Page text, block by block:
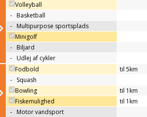
Volleyball
- Basketball
- Multipurpose sportsplads
Minigolf
- Biljard
- Udlej af cykler
Fodbold til 5km
- Squash
Bowling
til 1km
Fiskemulighed
til 1km
- Motor vandsport